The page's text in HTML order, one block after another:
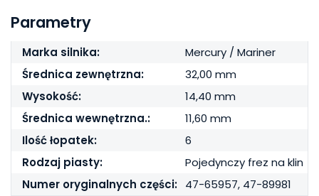
Parametry
Marka silnika:
Mercury / Mariner
Średnica zewnętrzna:
32,00 mm
Wysokość:
14,40 mm
Średnica wewnętrzna.:
11,60 mm
Ilość łopatek:
6
Rodzaj piasty:
Pojedynczy frez na klin
Numer oryginalnych części: 47-65957, 47-89981